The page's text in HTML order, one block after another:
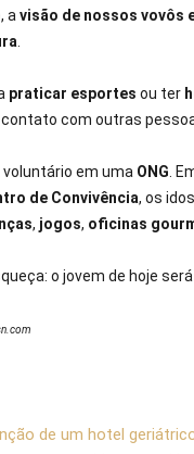
a visão de nossos vovôs
praticar esportes ou ter
com outras
em uma ONG .
de Convivência, os
, jogos, oficinas
o jovem de hoje será
de um hotel